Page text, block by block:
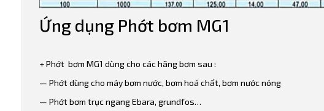
Ứng dụng Phớt bơm MG1
+ Phớt bơm MG1 dùng cho các hãng bơm sau :
— Phớt dùng cho máy bơm nước, bơm hoá chất, bơm nước nóng
— Phớt bơm trục ngang Ebara, grundfos…